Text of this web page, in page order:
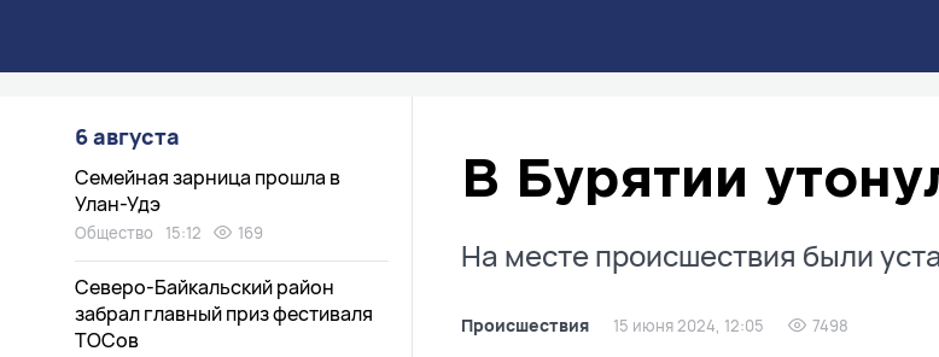
В Бурятии
На месте происшествия были
Происшествия 15 июня 2024, 12:05 7498
6 августа
Семейная зарница прошла в
Улан-Удэ
Общество 15:12 169
Северо-Байкальский район
забрал главный приз фестиваля
ТОСов